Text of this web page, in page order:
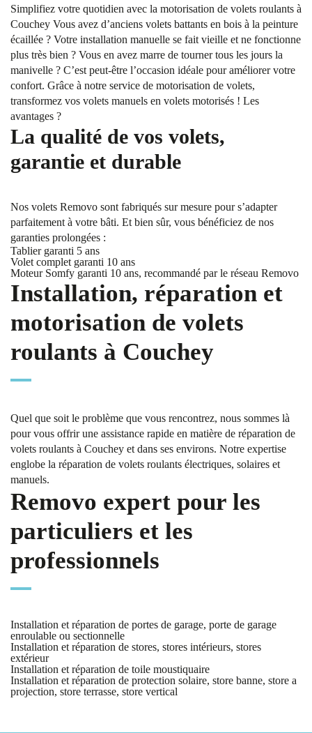
Simplifiez votre quotidien avec la motorisation de volets roulants à
Couchey Vous avez d’anciens volets battants en bois à la peinture
écaillée ? Votre installation manuelle se fait vieille et ne fonctionne
plus très bien ? Vous en avez marre de tourner tous les jours la
manivelle ? C’est peut-être l’occasion idéale pour améliorer votre
confort. Grâce à notre service de motorisation de volets,
transformez vos volets manuels en volets motorisés ! Les
avantages ?
La qualité de vos volets,
garantie et durable
Nos volets Removo sont fabriqués sur mesure pour s’adapter
parfaitement à votre bâti. Et bien sûr, vous bénéficiez de nos
garanties prolongées :
Tablier garanti 5 ans
Volet complet garanti 10 ans
Moteur Somfy garanti 10 ans, recommandé par le réseau Removo
Installation, réparation et
motorisation de volets
roulants à Couchey
Quel que soit le problème que vous rencontrez, nous sommes là
pour vous offrir une assistance rapide en matière de réparation de
volets roulants à Couchey et dans ses environs. Notre expertise
englobe la réparation de volets roulants électriques, solaires et
manuels.
Removo expert pour les
particuliers et les
professionnels
Installation et réparation de portes de garage, porte de garage
enroulable ou sectionnelle
Installation et réparation de stores, stores intérieurs, stores
extérieur
Installation et réparation de toile moustiquaire
Installation et réparation de protection solaire, store banne, store a
projection, store terrasse, store vertical